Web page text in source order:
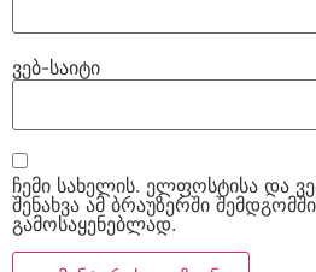
ვებ-საიტი
ჩემი სახელის. ელფოსტისა და
შენახვა ამ ბრაუზერში
გამოსაყენებლად.